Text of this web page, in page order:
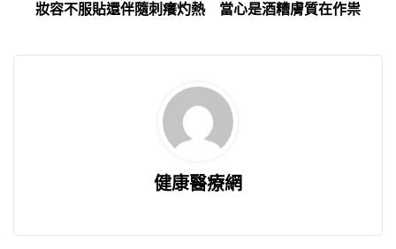
妝容不服貼還伴隨刺癢灼熱 當心是酒糟膚質在作祟
健康醫療網